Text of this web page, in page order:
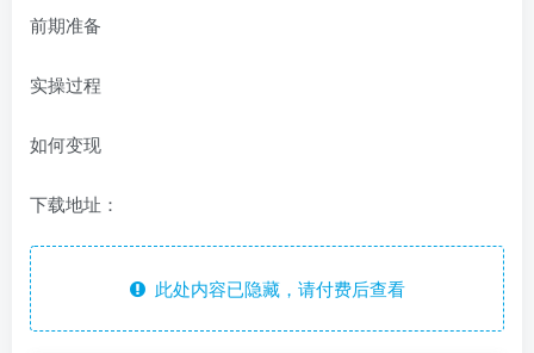
前期准备
实操过程
如何变现
下载地址：
此处内容已隐藏，请付费后查看